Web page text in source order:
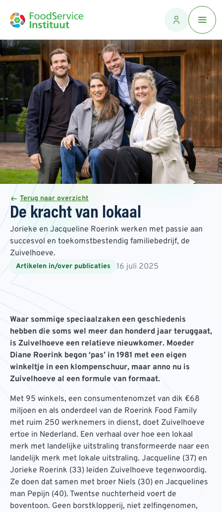
Terug naar overzicht
De kracht van lokaal
Jorieke en Jacqueline Roerink werken met passie aan
succesvol en toekomstbestendig familiebedrijf, de
Zuivelhoeve.
Artikelen in/over publicaties 16 juli 2025
Waar sommige speciaalzaken een geschiedenis
hebben die soms wel meer dan honderd jaar teruggaat,
is Zuivelhoeve een relatieve nieuwkomer. Moeder
Diane Roerink begon ‘pas’ in 1981 met een eigen
winkeltje in een klompenschuur, maar anno nu is
Zuivelhoeve al een formule van formaat.
Met 95 winkels, een consumentenomzet van dik €68
miljoen en als onderdeel van de Roerink Food Family
met ruim 250 werknemers in dienst, doet Zuivelhoeve
ertoe in Nederland. Een verhaal over hoe een lokaal
merk met landelijke uitstraling transformeerde naar een
landelijk merk met lokale uitstraling. Jacqueline (37) en
Jorieke Roerink (33) leiden Zuivelhoeve tegenwoordig.
Ze doen dat samen met broer Niels (30) en Jacquelines
man Pepijn (40). Twentse nuchterheid voert de
boventoon. Geen borstklopperij, niet zelfingenomen,